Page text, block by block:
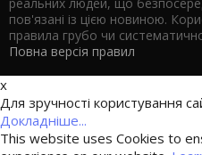
пов'язані із цією новиною.
правила грубо чи
Повна версія правил
x
Для зручності користування
Докладніше...
This website uses Cookies to